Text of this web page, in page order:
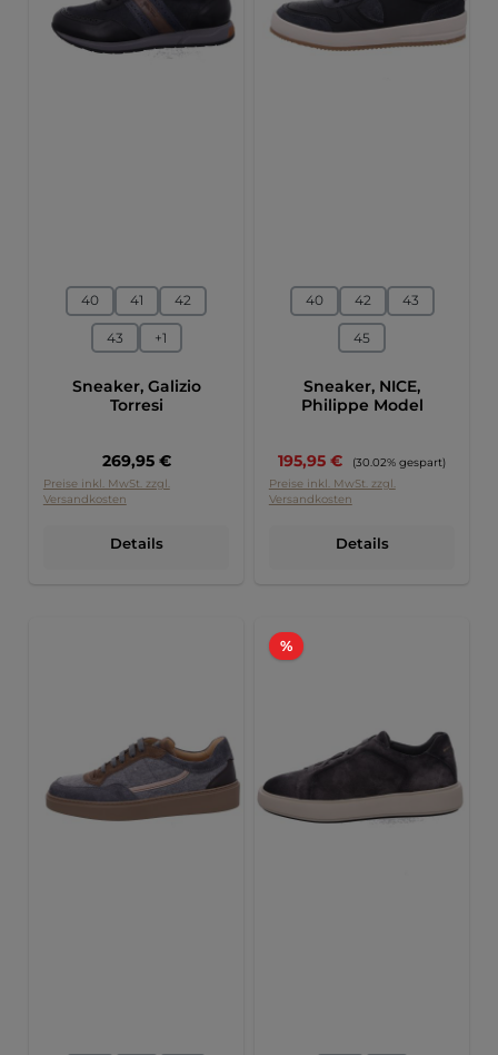
Größe auswählen
40 41 42
43 +1
Sneaker, Galizio
Torresi
Regulärer Preis:
269,95 €
Preise inkl. MwSt. zzgl.
Versandkosten
Details
Größe auswählen
40 42 43
45
Sneaker, NICE,
Philippe Model
Verkaufspreis:
195,95 € Regulärer Preis:
(30.02% gespart)
Preise inkl. MwSt. zzgl.
Versandkosten
Details
%Rabatt